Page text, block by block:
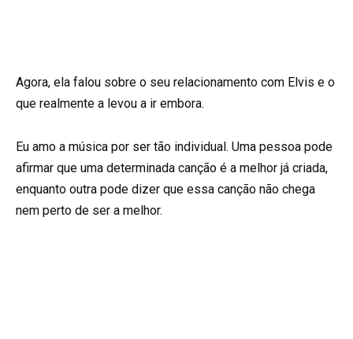
Agora, ela falou sobre o seu relacionamento com Elvis e o
que realmente a levou a ir embora.
Eu amo a música por ser tão individual. Uma pessoa pode
afirmar que uma determinada canção é a melhor já criada,
enquanto outra pode dizer que essa canção não chega
nem perto de ser a melhor.